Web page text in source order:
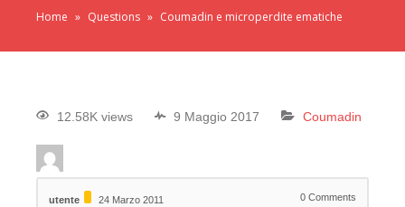
Home » Questions » Coumadin e microperdite ematiche
12.58K views 9 Maggio 2017 Coumadin
utente 24 Marzo 2011 0 Comments